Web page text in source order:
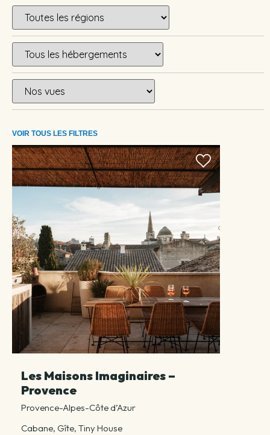
Les Maisons Imaginaires –
Provence
Provence-Alpes-Côte d’Azur
Cabane, Gîte, Tiny House